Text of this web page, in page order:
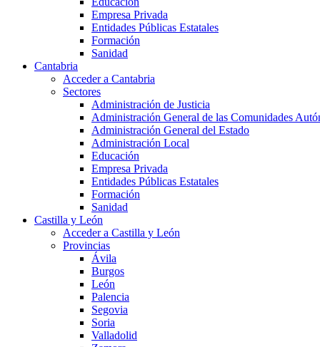
Empresa Privada
Entidades Públicas Estatales
Formación
Sanidad
Cantabria
Acceder a Cantabria
Sectores
Administración de Justicia
Administración General de las Comunidades
Administración General del Estado
Administración Local
Educación
Empresa Privada
Entidades Públicas Estatales
Formación
Sanidad
Castilla y León
Acceder a Castilla y León
Provincias
Ávila
Burgos
León
Palencia
Segovia
Soria
Valladolid